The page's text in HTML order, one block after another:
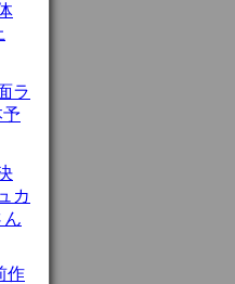
ラ
予
カ
ん
作